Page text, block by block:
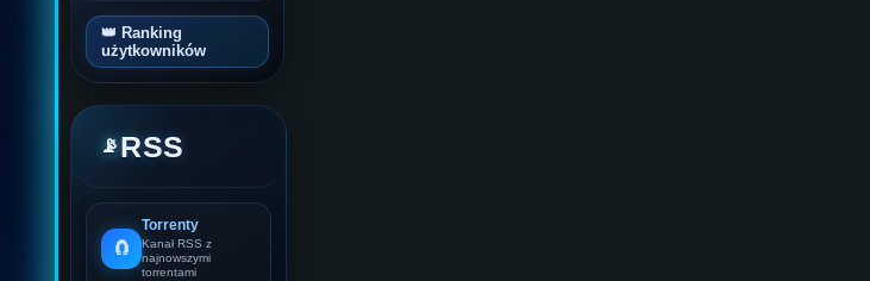
👑 Ranking
użytkowników
📡RSS
🧲
Torrenty
Kanał RSS z
najnowszymi
torrentami